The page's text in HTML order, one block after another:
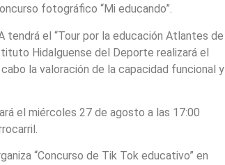
fotográfico “Mi educando”.
tendrá el “Tour por la educación Atlantes de
Hidalguense del Deporte realizará el
la valoración de la capacidad funcional y
el miércoles 27 de agosto a las 17:00
“Concurso de Tik Tok educativo” en